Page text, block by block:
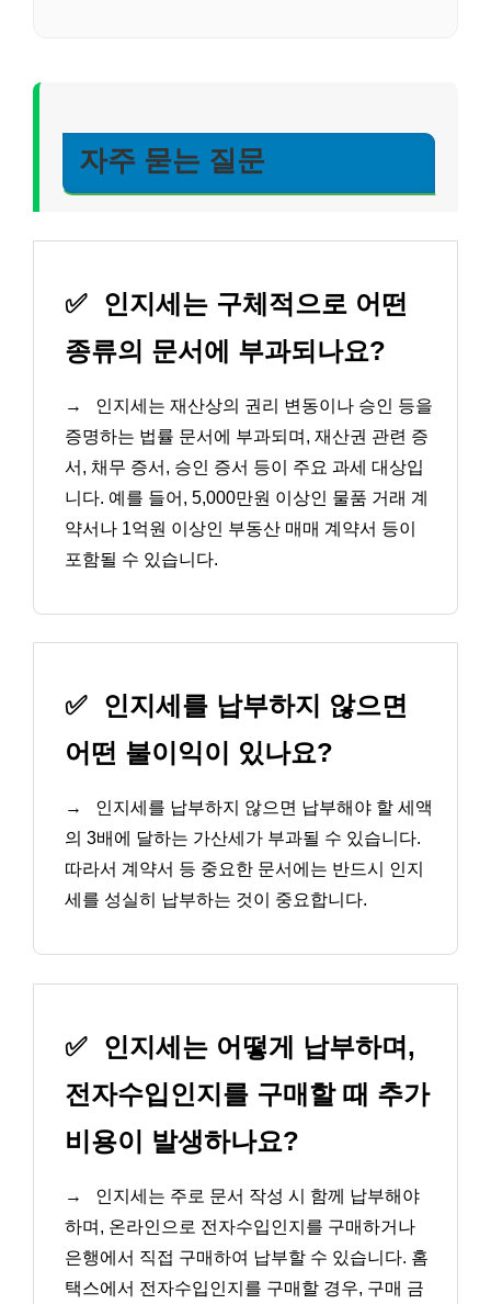
자주 묻는 질문
✅
인지세는 구체적으로 어떤
종류의 문서에 부과되나요?
→
인지세는 재산상의 권리 변동이나 승인 등을
증명하는 법률 문서에 부과되며, 재산권 관련 증
서, 채무 증서, 승인 증서 등이 주요 과세 대상입
니다. 예를 들어, 5,000만원 이상인 물품 거래 계
약서나 1억원 이상인 부동산 매매 계약서 등이
포함될 수 있습니다.
✅
인지세를 납부하지 않으면
어떤 불이익이 있나요?
→
인지세를 납부하지 않으면 납부해야 할 세액
의 3배에 달하는 가산세가 부과될 수 있습니다.
따라서 계약서 등 중요한 문서에는 반드시 인지
세를 성실히 납부하는 것이 중요합니다.
✅
인지세는 어떻게 납부하며,
전자수입인지를 구매할 때 추가
비용이 발생하나요?
→
인지세는 주로 문서 작성 시 함께 납부해야
하며, 온라인으로 전자수입인지를 구매하거나
은행에서 직접 구매하여 납부할 수 있습니다. 홈
택스에서 전자수입인지를 구매할 경우, 구매 금